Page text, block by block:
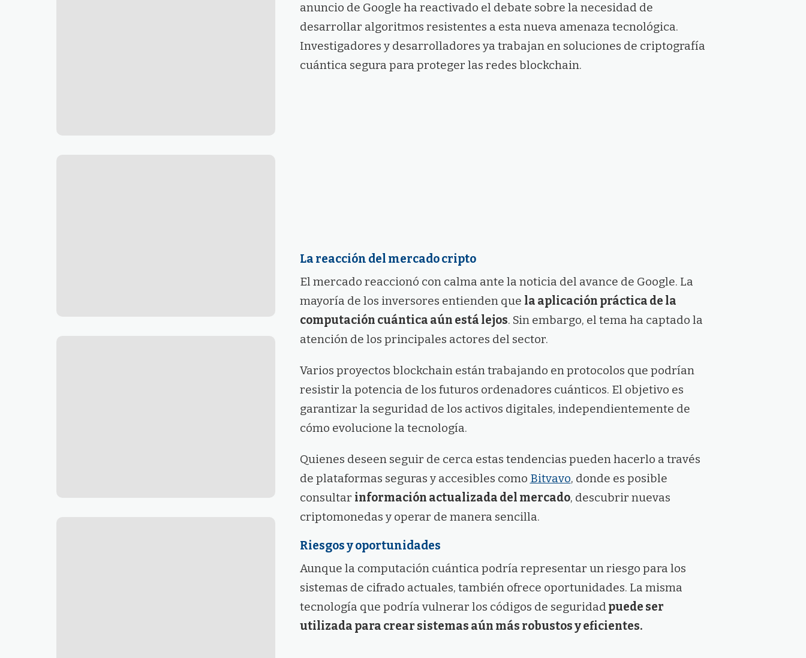
anuncio de Google ha reactivado el debate sobre la necesidad de
desarrollar algoritmos resistentes a esta nueva amenaza tecnológica.
Investigadores y desarrolladores ya trabajan en soluciones de criptografía
cuántica segura para proteger las redes blockchain.
La reacción del mercado cripto
El mercado reaccionó con calma ante la noticia del avance de Google. La
mayoría de los inversores entienden que la aplicación práctica de la
computación cuántica aún está lejos. Sin embargo, el tema ha captado la
atención de los principales actores del sector.
Varios proyectos blockchain están trabajando en protocolos que podrían
resistir la potencia de los futuros ordenadores cuánticos. El objetivo es
garantizar la seguridad de los activos digitales, independientemente de
cómo evolucione la tecnología.
Quienes deseen seguir de cerca estas tendencias pueden hacerlo a través
de plataformas seguras y accesibles como Bitvavo, donde es posible
consultar información actualizada del mercado, descubrir nuevas
criptomonedas y operar de manera sencilla.
Riesgos y oportunidades
Aunque la computación cuántica podría representar un riesgo para los
sistemas de cifrado actuales, también ofrece oportunidades. La misma
tecnología que podría vulnerar los códigos de seguridad puede ser
utilizada para crear sistemas aún más robustos y eficientes.